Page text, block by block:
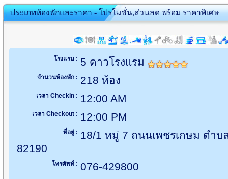
ประเภทห้องพักและราคา - โปรโมชั่น,ส่วนลด พร้อม ราคาพิเศษ
โรงแรม : 5 ดาวโรงแรม
จำนวนห้องพัก : 218 ห้อง
เวลา Checkin : 12:00 AM
เวลา Checkout : 12:00 PM
ที่อยู่ : 18/1 หมู่ 7 ถนนเพชรเกษม ตำบ
82190
โทรศัพท์ : 076-429800